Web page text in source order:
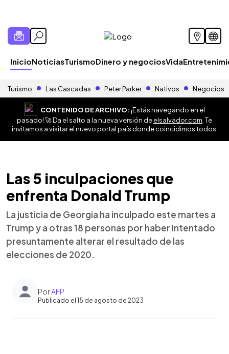
InicioNoticiasTurismoDinero y negociosVida
Turismo Las Cascadas Peter Parker Nativos Negocios
CONTENIDO DE ARCHIVO:¡Estás navegando en el
pasado! 🚀 Da el salto a la nueva versión deelsalvador.com . Te
invitamos a visitar el nuevo portal país donde coincidimos todos.
Las 5 inculpaciones que
enfrenta Donald Trump
La justicia de Georgia ha inculpado este martes a
Trump y a otras 18 personas por haber intentado
presuntamente alterar el resultado de las
elecciones de 2020.
PorAFP
Publicado el 15 de agosto de 2023